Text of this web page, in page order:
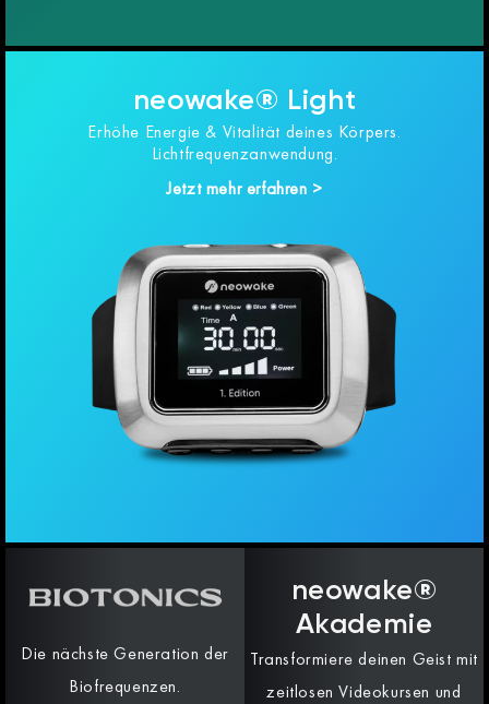
neowake® Light
Erhöhe Energie & Vitalität deines Körpers.
Lichtfrequenzanwendung.
Jetzt mehr erfahren >
Die nächste Generation der
Biofrequenzen.
neowake®
Akademie
Transformiere deinen Geist mit
zeitlosen Videokursen und